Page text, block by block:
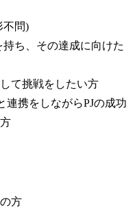
不問)
持ち、その達成に向けた
て挑戦をしたい方
連携をしながらPJの成功
方